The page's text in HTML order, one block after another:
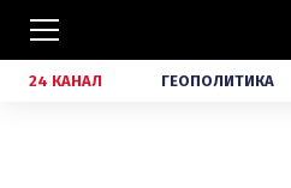
24 КАНАЛ ГЕОПОЛИТИКА